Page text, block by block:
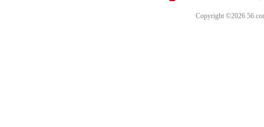
Copyright ©2026